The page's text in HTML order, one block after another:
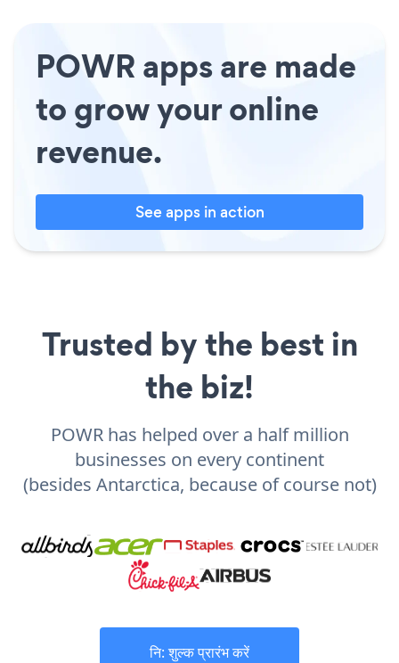
POWR apps are made
to grow your online
revenue.
See apps in action
Trusted by the best in
the biz!
POWR has helped over a half million
businesses on every continent
(besides Antarctica, because of course not)
नि: शुल्क प्रारंभ करें